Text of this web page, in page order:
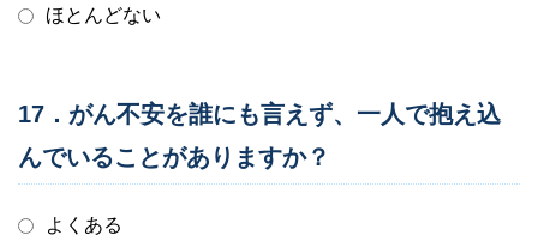
ほとんどない
17．がん不安を誰にも言えず、一人で抱え込
んでいることがありますか？
よくある